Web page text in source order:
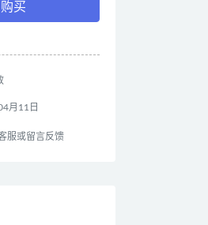
买
月11日
服或留言反馈